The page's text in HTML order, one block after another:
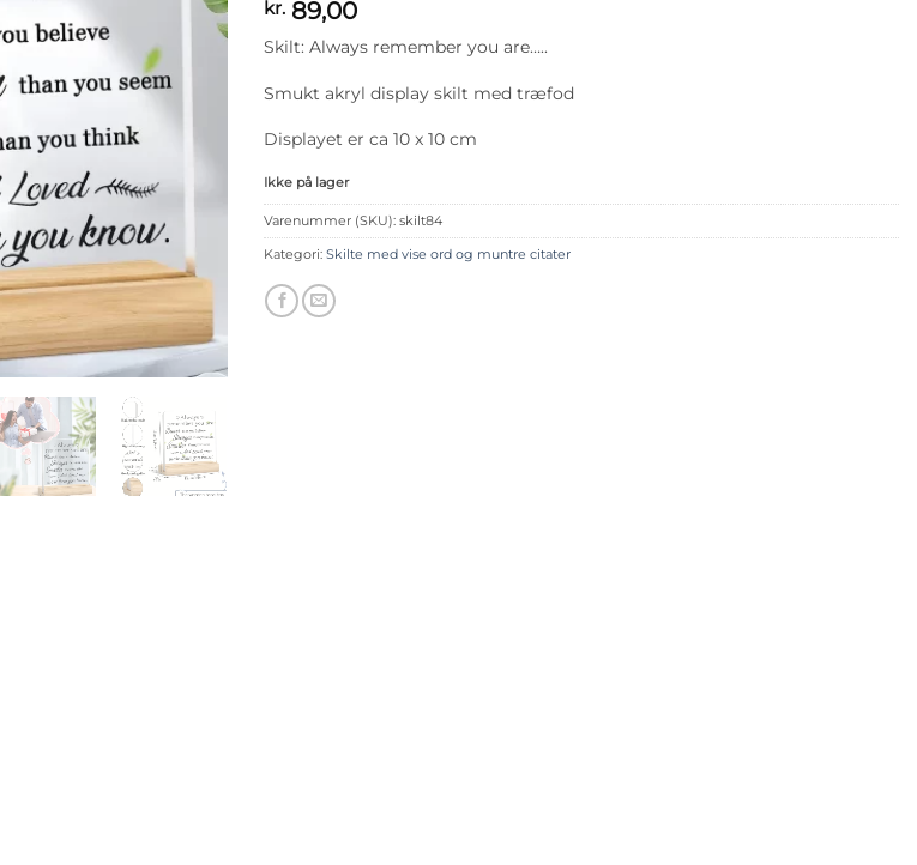
kr. 89,00
Skilt: Always remember you are…..
Smukt akryl display skilt med træfod
Displayet er ca 10 x 10 cm
Ikke på lager
Varenummer (SKU): skilt84
Kategori: Skilte med vise ord og muntre citater